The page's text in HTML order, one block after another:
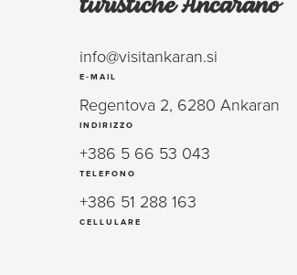
turistiche Ancarano
info@visitankaran.si
E-MAIL
Regentova 2, 6280 Ankaran
INDIRIZZO
+386 5 66 53 043
TELEFONO
+386 51 288 163
CELLULARE